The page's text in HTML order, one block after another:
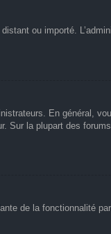
ou importé.
En général,
Sur la plupart des
de la fonctionnalité